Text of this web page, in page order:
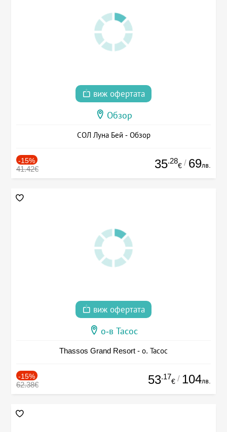
виж офертата
Обзор
СОЛ Луна Бей - Обзор
-15%
41.42€ 35.28
€ / 69лв.
виж офертата
о-в Тасос
Thassos Grand Resort - о. Тасос
-15%
62.38€ 53.17
€ / 104лв.